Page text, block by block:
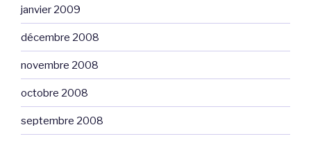
janvier 2009
décembre 2008
novembre 2008
octobre 2008
septembre 2008